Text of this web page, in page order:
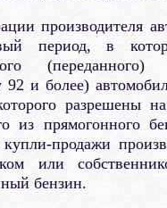
производителя
период, в
(переданного)
92 и более)
разрешены
из прямогонного
продажи
или
бензин.